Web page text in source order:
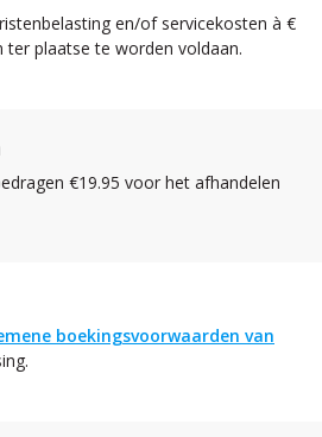
en/of servicekosten à €
ter plaatse te worden voldaan.
€19.95 voor het afhandelen
boekingsvoorwaarden van